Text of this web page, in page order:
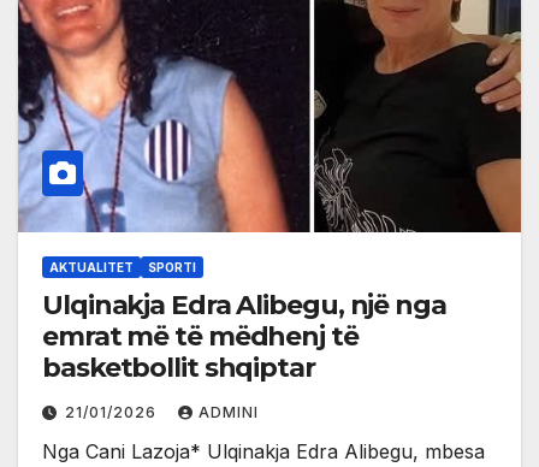
AKTUALITET SPORTI
Ulqinakja Edra Alibegu, një nga
emrat më të mëdhenj të
basketbollit shqiptar
21/01/2026 ADMINI
Nga Cani Lazoja* Ulqinakja Edra Alibegu, mbesa